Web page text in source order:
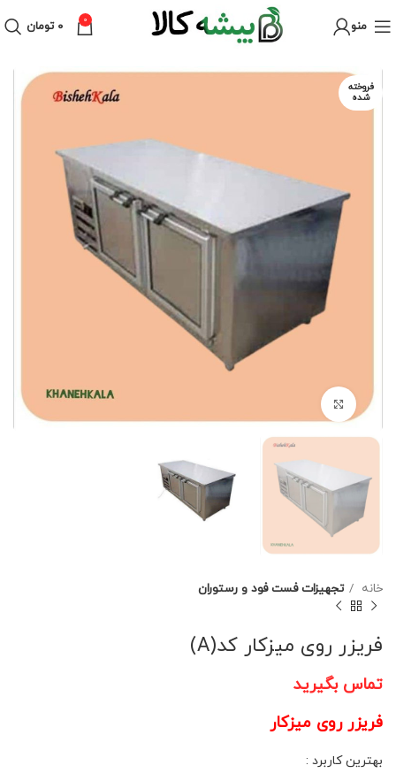
منو 0 ۰ تومان
فروخته
شده
خانه تجهیزات فست فود و رستوران
فریزر روی میزکار کد(A)
تماس بگیرید
فریزر روی میزکار
بهترین کاربرد :